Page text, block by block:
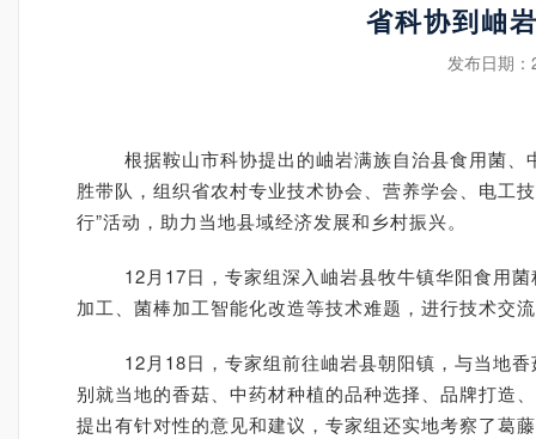
省科协到岫
发布日期：
根据鞍山市科协提出的岫岩满族自治县食用菌、
胜带队，组织省农村专业技术协会、营养学会、电工
行”活动，助力当地县域经济发展和乡村振兴。
12月17日，专家组深入岫岩县牧牛镇华阳食用菌
加工、菌棒加工智能化改造等技术难题，进行技术交
12月18日，专家组前往岫岩县朝阳镇，与当地香
别就当地的香菇、中药材种植的品种选择、品牌打造
提出有针对性的意见和建议，专家组还实地考察了葛